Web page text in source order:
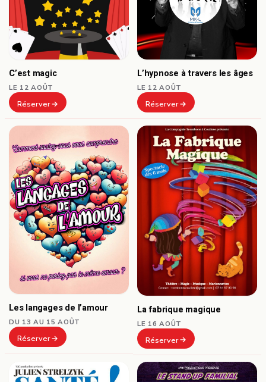
C’est magic
LE 12 AOÛT
Réserver
L’hypnose à travers les âges
LE 12 AOÛT
Réserver
Les langages de l’amour
DU 13 AU 15 AOÛT
Réserver
La fabrique magique
LE 16 AOÛT
Réserver